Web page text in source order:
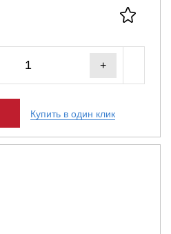
+
Купить в один клик